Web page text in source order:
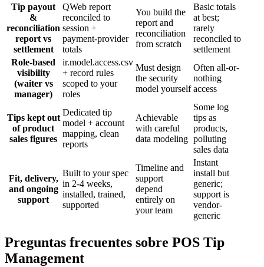
Tip payout
&
reconciliation
report vs
settlement
QWeb report
reconciled to
session +
payment-provider
totals
You build the
report and
reconciliation
from scratch
Basic totals
at best;
rarely
reconciled to
settlement
Role-based
visibility
(waiter vs
manager)
ir.model.access.csv
+ record rules
scoped to your
roles
Must design
the security
model yourself
Often all-or-
nothing
access
Tips kept out
of product
sales figures
Dedicated tip
model + account
mapping, clean
reports
Achievable
with careful
data modeling
Some log
tips as
products,
polluting
sales data
Fit, delivery,
and ongoing
support
Built to your spec
in 2-4 weeks,
installed, trained,
supported
Timeline and
support
depend
entirely on
your team
Instant
install but
generic;
support is
vendor-
generic
Preguntas frecuentes sobre POS Tip
Management